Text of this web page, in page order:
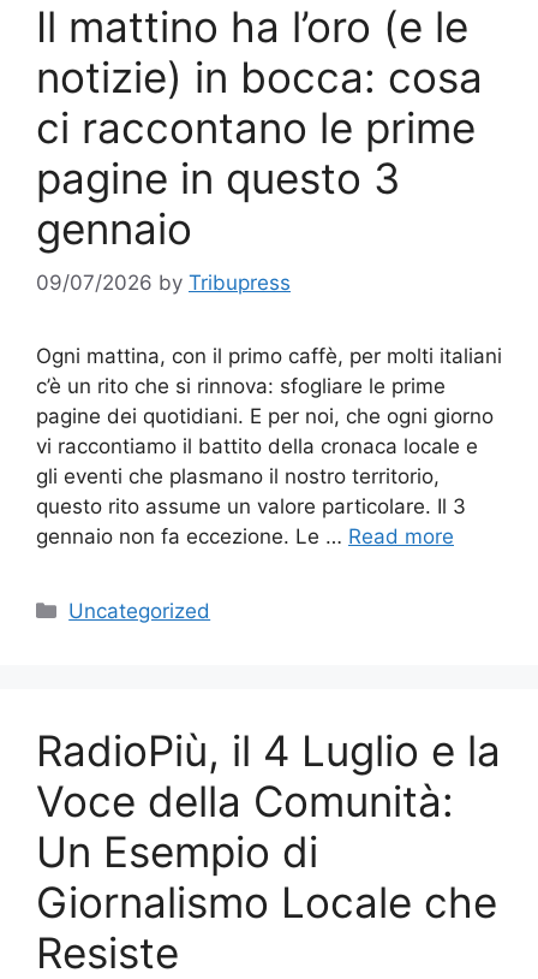
Il mattino ha l’oro (e le
notizie) in bocca: cosa
ci raccontano le prime
pagine in questo 3
gennaio
09/07/2026 by Tribupress
Ogni mattina, con il primo caffè, per molti italiani
c’è un rito che si rinnova: sfogliare le prime
pagine dei quotidiani. E per noi, che ogni giorno
vi raccontiamo il battito della cronaca locale e
gli eventi che plasmano il nostro territorio,
questo rito assume un valore particolare. Il 3
gennaio non fa eccezione. Le … Read more
Categories
Uncategorized
RadioPiù, il 4 Luglio e la
Voce della Comunità:
Un Esempio di
Giornalismo Locale che
Resiste